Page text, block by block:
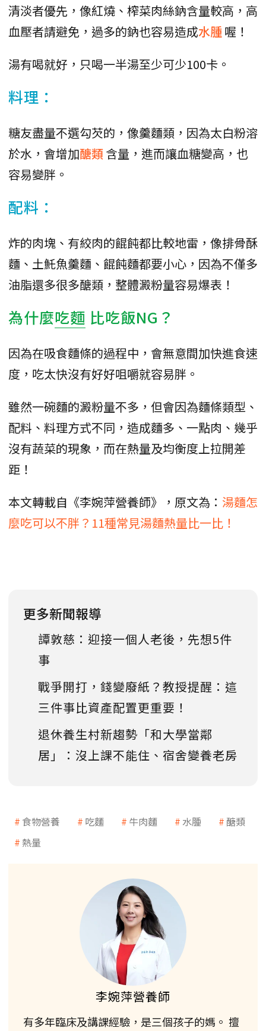
清淡者優先，像紅燒、榨菜肉絲鈉含量較高，高
血壓者請避免，過多的鈉也容易造成水腫喔！
湯有喝就好，只喝一半湯至少可少100卡。
料理：
糖友盡量不選勾芡的，像羹麵類，因為太白粉溶
於水，會增加醣類含量，進而讓血糖變高，也
容易變胖。
配料：
炸的肉塊、有絞肉的餛飩都比較地雷，像排骨酥
麵、土魠魚羹麵、餛飩麵都要小心，因為不僅多
油脂還多很多醣類，整體澱粉量容易爆表！
為什麼吃麵 比吃飯NG？
因為在吸食麵條的過程中，會無意間加快進食速
度，吃太快沒有好好咀嚼就容易胖。
雖然一碗麵的澱粉量不多，但會因為麵條類型、
配料、料理方式不同，造成麵多、一點肉、幾乎
沒有蔬菜的現象，而在熱量及均衡度上拉開差
距！
本文轉載自《李婉萍營養師》，原文為： 湯麵怎
麼吃可以不胖？11種常見湯麵熱量比一比！
更多新聞報導
譚敦慈：迎接一個人老後，先想5件
事
戰爭開打，錢變廢紙？教授提醒：這
三件事比資產配置更重要！
退休養生村新趨勢「和大學當鄰
居」：沒上課不能住、宿舍變養老房
食物營養 吃麵 牛肉麵 水腫
醣類
熱量
李婉萍營養師
有多年臨床及講課經驗，是三個孩子的媽。 擅